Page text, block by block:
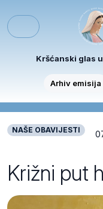
Menu
Kršćanski glas
Arhiv emisija
NAŠE OBAVIJESTI
Križni put